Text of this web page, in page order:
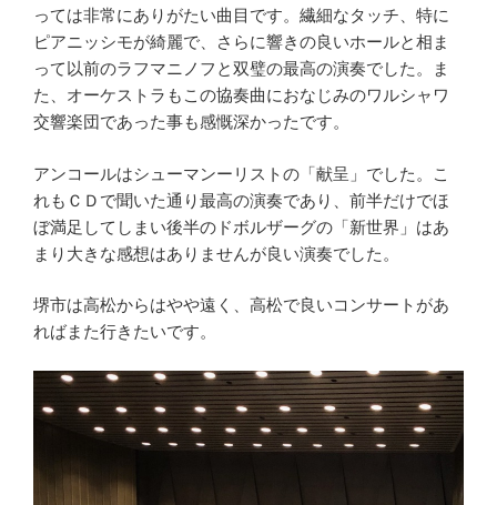
っては非常にありがたい曲目です。繊細なタッチ、特に
ピアニッシモが綺麗で、さらに響きの良いホールと相ま
って以前のラフマニノフと双璧の最高の演奏でした。ま
た、オーケストラもこの協奏曲におなじみのワルシャワ
交響楽団であった事も感慨深かったです。
アンコールはシューマンーリストの「献呈」でした。こ
れもＣＤで聞いた通り最高の演奏であり、前半だけでほ
ぼ満足してしまい後半のドボルザーグの「新世界」はあ
まり大きな感想はありませんが良い演奏でした。
堺市は高松からはやや遠く、高松で良いコンサートがあ
ればまた行きたいです。